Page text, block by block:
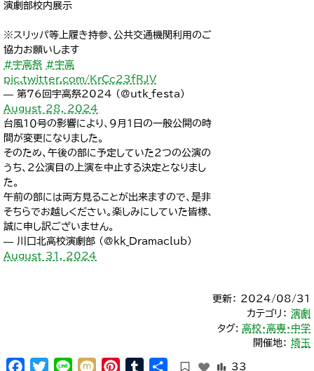
演劇部校内展示
※スリッパ等上履き持参、公共交通機関利用のご
協力お願いします
#宇高祭 #宇高
pic.twitter.com/KrCc23fRJV
— 第76回宇高祭2024 (@utk_festa)
August 28, 2024
台風１０号の影響により、９月１日の一般公開の時
間が変更になりました。
そのため、午後の部に予定していた２つの公演の
うち、２公演目の上演を中止する決定となりまし
た。
午前の部には両方見ることが出来ますので、是非
そちらでお越しください。楽しみにしていた皆様、
誠に申し訳ございません。
— 川口北高校演劇部 (@kk_Dramaclub)
August 31, 2024
更新： 2024/08/31
カテゴリ： 演劇
タグ: 高校・高専・中学
開催地： 埼玉
Facebook
Twitter
Line Mixi Pinterest
Tumblr 33